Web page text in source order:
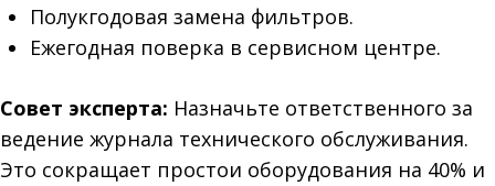
Полукгодовая замена фильтров.
Ежегодная поверка в сервисном центре.
Совет эксперта: Назначьте ответственного за
ведение журнала технического обслуживания.
Это сокращает простои оборудования на 40% и